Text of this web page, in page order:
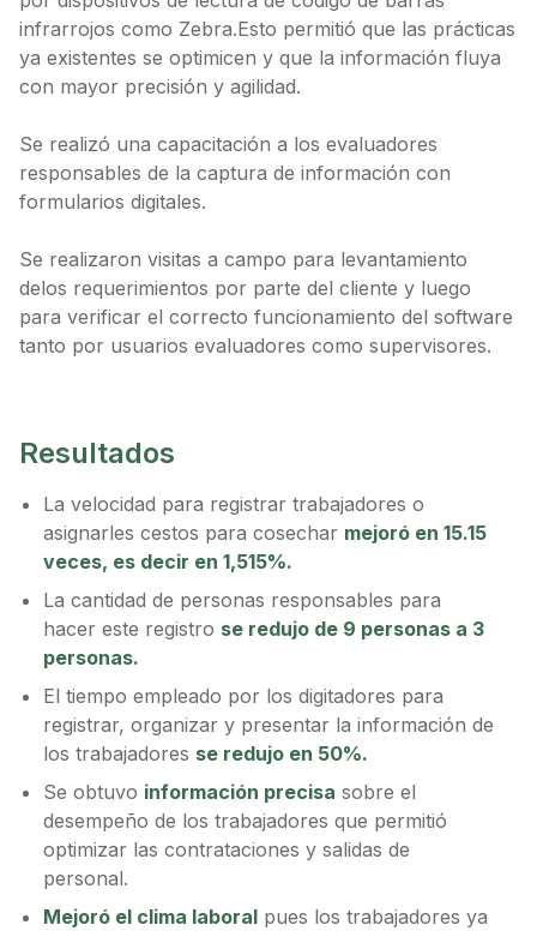
infrarrojos como Zebra.Esto permitió que las prácticas
ya existentes se optimicen y que la información fluya
con mayor precisión y agilidad.
Se realizó una capacitación a los evaluadores
responsables de la captura de información con
formularios digitales.
Se realizaron visitas a campo para levantamiento
delos requerimientos por parte del cliente y luego
para verificar el correcto funcionamiento del software
tanto por usuarios evaluadores como supervisores.
Resultados
La velocidad para registrar trabajadores o
asignarles cestos para cosechar mejoró en 15.15
veces, es decir en 1,515%.
La cantidad de personas responsables para
hacer este registro se redujo de 9 personas a 3
personas.
El tiempo empleado por los digitadores para
registrar, organizar y presentar la información de
los trabajadores se redujo en 50%.
Se obtuvo información precisa sobre el
desempeño de los trabajadores que permitió
optimizar las contrataciones y salidas de
personal.
Mejoró el clima laboral pues los trabajadores ya